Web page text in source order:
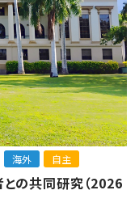
海外 自主
の共同研究（2026